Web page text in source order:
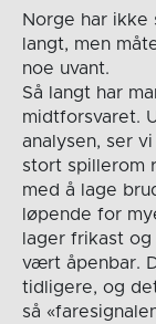
Norge har ikke
langt, men
noe uvant.
Så langt har
midtforsvaret.
analysen, ser
stort spillerom
med å lage
løpende for
lager frikast og
vært åpenbar.
tidligere, og
så